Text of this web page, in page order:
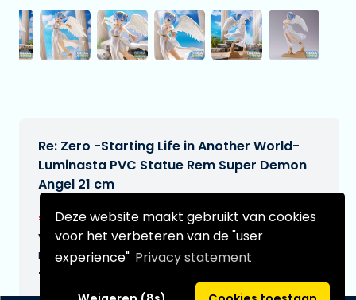
Deze website maakt gebruikt van cookies
voor het verbeteren van de "user
experience" Privacy statement
Re: Zero -Starting Life in Another World-
Luminasta PVC Statue Rem Super Demon
Angel 21 cm
€27,99[Onder voorbehoud]
Verwachtte leverdatum:
n.v.t.
Type: